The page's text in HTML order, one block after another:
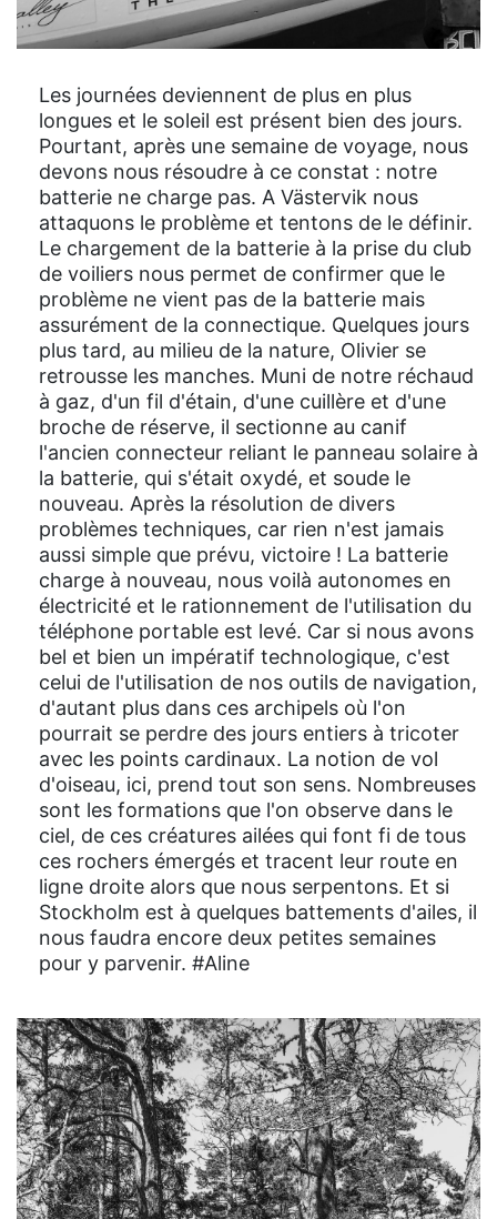
Les journées deviennent de plus en plus
longues et le soleil est présent bien des jours.
Pourtant, après une semaine de voyage, nous
devons nous résoudre à ce constat : notre
batterie ne charge pas. A Västervik nous
attaquons le problème et tentons de le définir.
Le chargement de la batterie à la prise du club
de voiliers nous permet de confirmer que le
problème ne vient pas de la batterie mais
assurément de la connectique. Quelques jours
plus tard, au milieu de la nature, Olivier se
retrousse les manches. Muni de notre réchaud
à gaz, d'un fil d'étain, d'une cuillère et d'une
broche de réserve, il sectionne au canif
l'ancien connecteur reliant le panneau solaire à
la batterie, qui s'était oxydé, et soude le
nouveau. Après la résolution de divers
problèmes techniques, car rien n'est jamais
aussi simple que prévu, victoire ! La batterie
charge à nouveau, nous voilà autonomes en
électricité et le rationnement de l'utilisation du
téléphone portable est levé. Car si nous avons
bel et bien un impératif technologique, c'est
celui de l'utilisation de nos outils de navigation,
d'autant plus dans ces archipels où l'on
pourrait se perdre des jours entiers à tricoter
avec les points cardinaux. La notion de vol
d'oiseau, ici, prend tout son sens. Nombreuses
sont les formations que l'on observe dans le
ciel, de ces créatures ailées qui font fi de tous
ces rochers émergés et tracent leur route en
ligne droite alors que nous serpentons. Et si
Stockholm est à quelques battements d'ailes, il
nous faudra encore deux petites semaines
pour y parvenir. #Aline